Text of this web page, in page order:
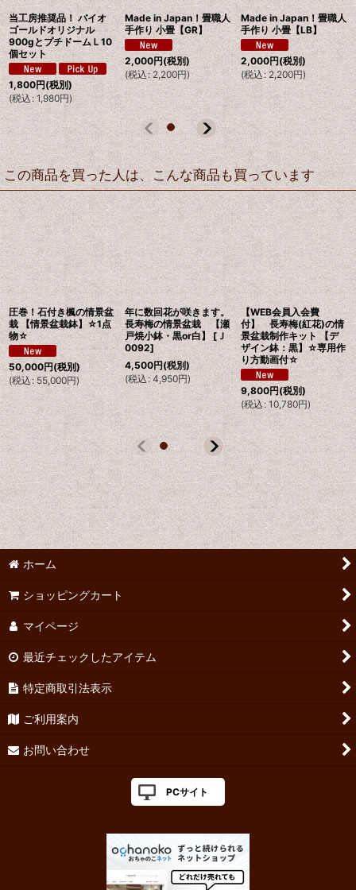
当工房推奨品！ バイオ
ゴールドオリジナル
900gとプチドームＬ10
個セット
1,800円(税別)
(税込: 1,980円)
Made in Japan！畳職人
手作り 小畳【GR】
2,000円(税別)
(税込 : 2,200円)
Made in Japan！畳職人
手作り 小畳【LB】
2,000円(税別)
(税込: 2,200円)
この商品を買った人は、こんな商品も買っています
圧巻！石付き楓の情景盆
栽 【情景盆栽鉢】☆1点
物☆
50,000円(税別)
(税込 : 55,000円)
年に数回花が咲きます。
長寿梅の情景盆栽 【瀬
戸焼小鉢・黒or白】
[ Ｊ
0092]
4,500円(税別)
(税込 : 4,950円)
【WEB会員入会費
付】 長寿梅(紅花)の情
景盆栽制作キット 【デ
ザイン鉢：黒】☆専用作
り方動画付☆
9,800円(税別)
(税込 : 10,780円)
ホーム
ショッピングカート
マイページ
最近チェックしたアイテム
特定商取引法表示
ご利用案内
お問い合わせ
PCサイト